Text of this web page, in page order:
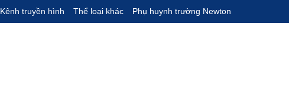
Kênh truyền hình Thể loại khác Phụ huynh trường Newton